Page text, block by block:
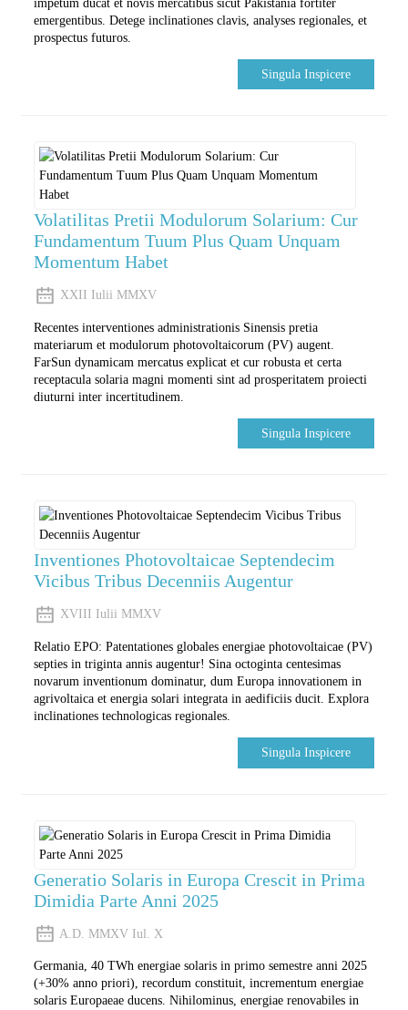
impetum ducat et novis mercatibus sicut Pakistania fortiter
emergentibus. Detege inclinationes clavis, analyses regionales, et
prospectus futuros.
Singula Inspicere
Volatilitas Pretii Modulorum Solarium: Cur
Fundamentum Tuum Plus Quam Unquam
Momentum Habet
XXII Iulii MMXV
Recentes interventiones administrationis Sinensis pretia
materiarum et modulorum photovoltaicorum (PV) augent.
FarSun dynamicam mercatus explicat et cur robusta et certa
receptacula solaria magni momenti sint ad prosperitatem proiecti
diuturni inter incertitudinem.
Singula Inspicere
Inventiones Photovoltaicae Septendecim
Vicibus Tribus Decenniis Augentur
XVIII Iulii MMXV
Relatio EPO: Patentationes globales energiae photovoltaicae (PV)
septies in triginta annis augentur! Sina octoginta centesimas
novarum inventionum dominatur, dum Europa innovationem in
agrivoltaica et energia solari integrata in aedificiis ducit. Explora
inclinationes technologicas regionales.
Singula Inspicere
Generatio Solaris in Europa Crescit in Prima
Dimidia Parte Anni 2025
A.D. MMXV Iul. X
Germania, 40 TWh energiae solaris in primo semestre anni 2025
(+30% anno priori), recordum constituit, incrementum energiae
solaris Europaeae ducens. Nihilominus, energiae renovabiles in